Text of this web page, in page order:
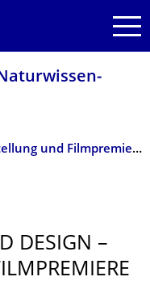
Form, Funktion und Design – Ausstellung und Filmpremiere zur LGLS Summer School am 17. Januar
DESIGN –